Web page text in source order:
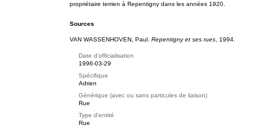
propriétaire terrien à Repentigny dans les années 1920.
Sources
VAN WASSENHOVEN, Paul. Repentigny et ses rues , 1994.
Date d'officialisation
1996-03-29
Spécifique
Adrien
Générique (avec ou sans particules de liaison)
Rue
Type d'entité
Rue